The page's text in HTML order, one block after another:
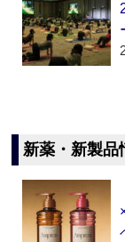
新薬・新製品